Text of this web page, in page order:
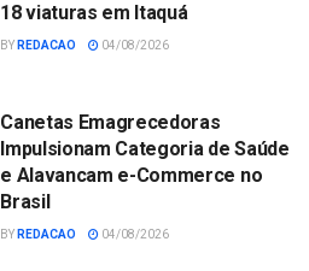
18 viaturas em Itaquá
BY REDACAO 04/08/2026
Canetas Emagrecedoras
Impulsionam Categoria de Saúde
e Alavancam e-Commerce no
Brasil
BY REDACAO 04/08/2026